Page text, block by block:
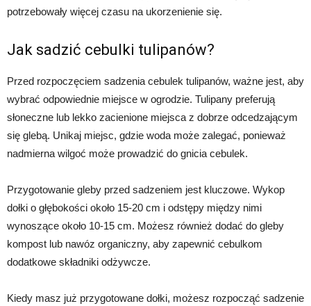
potrzebowały więcej czasu na ukorzenienie się.
Jak sadzić cebulki tulipanów?
Przed rozpoczęciem sadzenia cebulek tulipanów, ważne jest, aby
wybrać odpowiednie miejsce w ogrodzie. Tulipany preferują
słoneczne lub lekko zacienione miejsca z dobrze odcedzającym
się glebą. Unikaj miejsc, gdzie woda może zalegać, ponieważ
nadmierna wilgoć może prowadzić do gnicia cebulek.
Przygotowanie gleby przed sadzeniem jest kluczowe. Wykop
dołki o głębokości około 15-20 cm i odstępy między nimi
wynoszące około 10-15 cm. Możesz również dodać do gleby
kompost lub nawóz organiczny, aby zapewnić cebulkom
dodatkowe składniki odżywcze.
Kiedy masz już przygotowane dołki, możesz rozpocząć sadzenie